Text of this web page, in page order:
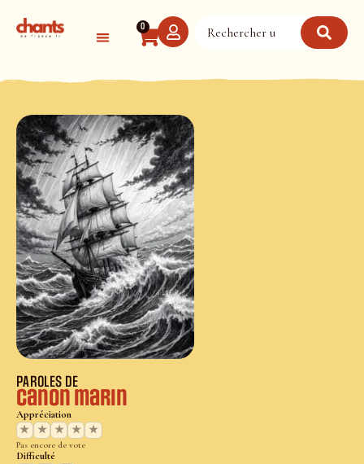
0
PAROLES DE
Canon marin
Appréciation
★
★ ★ ★ ★
Pas encore de vote
Difficulté